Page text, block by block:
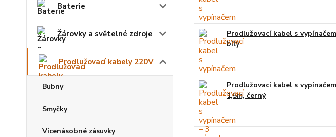
Baterie
Žárovky a světelné zdroje
Prodlužovací kabely 220V
Bubny
Smyčky
Vícenásobné zásuvky
Prodlužovací kabel s
bílý
Prodlužovací kabel s
1,5m, černý